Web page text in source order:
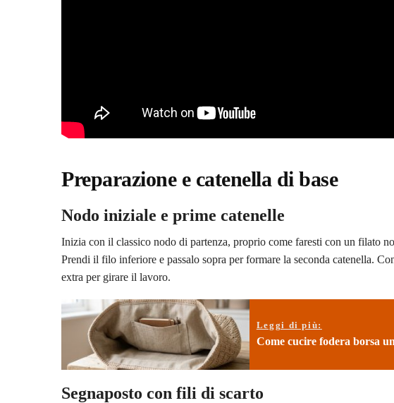
Preparazione e catenella di base
Nodo iniziale e prime catenelle
Inizia con il classico nodo di partenza, proprio come faresti con un filato
Prendi il filo inferiore e passalo sopra per formare la seconda catenella.
extra per girare il lavoro.
Leggi di più:
Come cucire fodera borsa
Segnaposto con fili di scarto